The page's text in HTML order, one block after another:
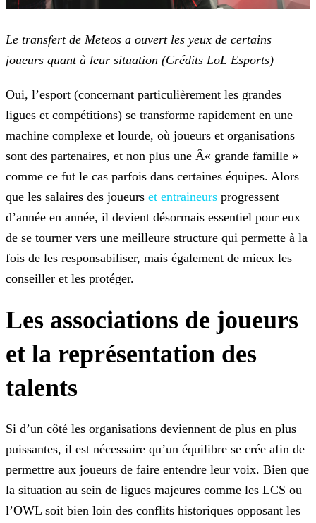
Le transfert de Meteos a ouvert les yeux de certains
joueurs quant à leur situation (Crédits LoL Esports)
Oui, l’esport (concernant particulièrement les grandes
ligues et compétitions) se transforme rapidement en une
machine complexe et lourde, où joueurs et organisations
sont des partenaires, et non plus une Â« grande famille »
comme ce fut le cas parfois dans certaines équipes. Alors
que les salaires des joueurs et entraineurs progressent
d’année en année, il devient désormais essentiel pour eux
de se tourner vers une meilleure structure qui permette à la
fois de les responsabiliser, mais également de mieux les
conseiller et les protéger.
Les associations de joueurs
et la représentation des
talents
Si d’un côté les organisations deviennent de plus en plus
puissantes, il est nécessaire qu’un équilibre se crée afin de
permettre aux joueurs de faire entendre leur voix. Bien que
la situation au sein de ligues majeures comme les LCS ou
l’OWL soit bien loin des conflits historiques opposant les